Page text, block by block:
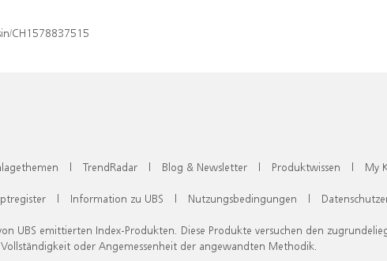
CH1578837515
| TrendRadar | Blog & Newsletter | Produktwissen | My
| Information zu UBS | Nutzungsbedingungen |
UBS emittierten Index-Produkten. Diese Produkte versuchen den
oder Angemessenheit der angewandten Methodik.